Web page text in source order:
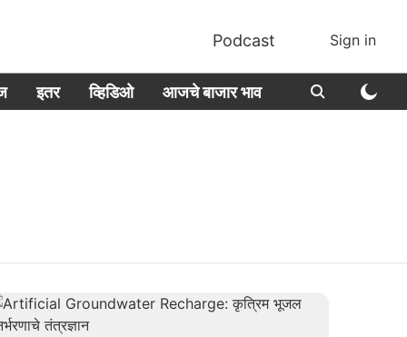
Podcast Sign in
इतर व्हिडिओ आजचे बाजार भाव